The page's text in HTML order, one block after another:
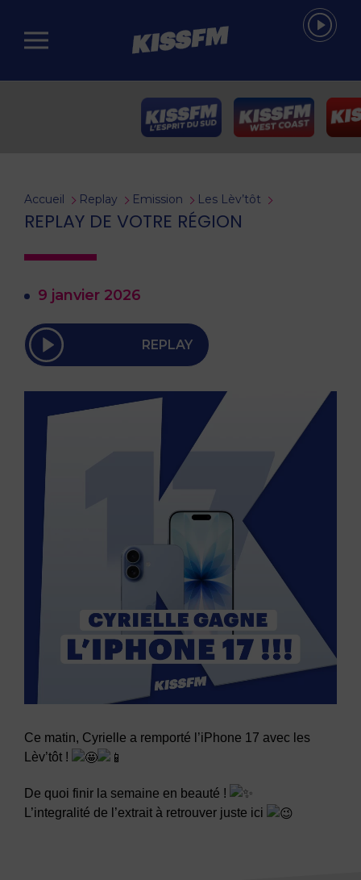
Passer au contenu principal
Accueil Replay Emission Les Lèv’tôt
REPLAY DE VOTRE RÉGION
9 janvier 2026
REPLAY
Ce matin, Cyrielle a remporté l’iPhone 17 avec les
Lèv’tôt !
De quoi finir la semaine en beauté !
L’integralité de l’extrait à retrouver juste ici